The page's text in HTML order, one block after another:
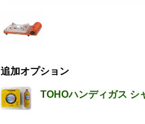
追加オプション
TOHOハンディガス シ